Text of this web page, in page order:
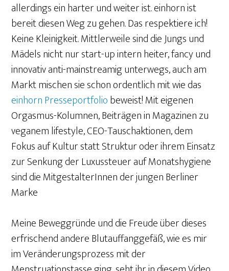
allerdings ein harter und weiter ist. einhorn ist
bereit diesen Weg zu gehen. Das respektiere ich!
Keine Kleinigkeit. Mittlerweile sind die Jungs und
Mädels nicht nur start-up intern heiter, fancy und
innovativ anti-mainstreamig unterwegs, auch am
Markt mischen sie schon ordentlich mit wie das
einhorn Presseportfoliobeweist! Mit eigenen
Orgasmus-Kolumnen, Beiträgen in Magazinen zu
veganem lifestyle, CEO-Tauschaktionen, dem
Fokus auf Kultur statt Struktur oder ihrem Einsatz
zur Senkung der Luxussteuer auf Monatshygiene
sind die MitgestalterInnen der jungen Berliner
Marke
Meine Beweggründe und die Freude über dieses
erfrischend andere Blutauffanggefäß, wie es mir
im Veränderungsprozess mit der